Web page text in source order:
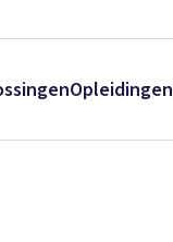
Opleidingen